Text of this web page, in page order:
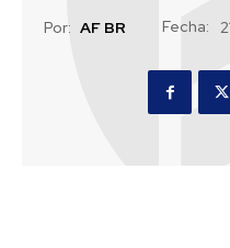
Por: AF BR Fecha: